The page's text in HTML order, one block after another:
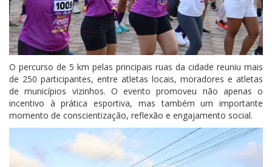
O percurso de 5 km pelas principais ruas da cidade reuniu mais
de 250 participantes, entre atletas locais, moradores e atletas
de municípios vizinhos. O evento promoveu não apenas o
incentivo à prática esportiva, mas também um importante
momento de conscientização, reflexão e engajamento social.